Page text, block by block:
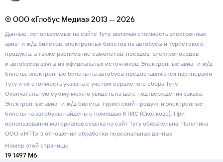
© ООО «Глобус Медиа» 2013 — 2026
Данные, используемые на сайте Туту, включая стоимость электронных
авиа- и ж/д билетов, электронных билетов на автобусы и туристского
продукта, а также расписание самолетов, поездов, электропоездов
и автобусов взяты из официальных источников. Электронные авиа- и ж/д
билеты, электронные билеты на автобусы предоставляются партнерами
Туту и их стоимость указана с учетом сервисного сбора Туту.
Окончательную сумму можно увидеть на шаге подтверждения заказа.
Электронные авиа- и ж/д билеты, туристский продукт и электронные
билеты на автобусы найдены с помощью КТИС (Сколково). При
использовании материалов ссылка на сайт Туту обязательна. Политика
ООО «НТТ» в отношении обработки персональных данных
Номер этой страницы
19 1497 M6